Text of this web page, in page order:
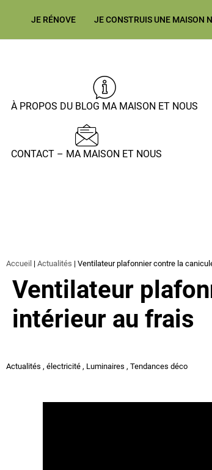
JE RÉNOVE JE CONSTRUIS UNE MAISON
À PROPOS DU BLOG MA MAISON ET NOUS
CONTACT – MA MAISON ET NOUS
Accueil | Actualités | Ventilateur plafonnier contre la
Ventilateur
intérieur au frais
Actualités , électricité , Luminaires , Tendances déco